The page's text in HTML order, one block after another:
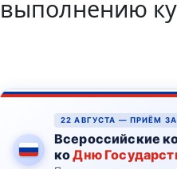
выполнению
22 АВГУСТА — ПРИЁМ
Всероссийские
коДню